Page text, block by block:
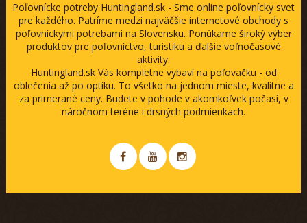
Poľovnícke potreby Huntingland.sk - Sme online poľovnícky svet
pre každého. Patríme medzi najväčšie internetové obchody s
poľovníckymi potrebami na Slovensku. Ponúkame široký výber
produktov pre poľovníctvo, turistiku a ďalšie voľnočasové
aktivity.
Huntingland.sk Vás kompletne vybaví na poľovačku - od
oblečenia až po optiku. To všetko na jednom mieste, kvalitne a
za primerané ceny. Budete v pohode v akomkoľvek počasí, v
náročnom teréne i drsných podmienkach.